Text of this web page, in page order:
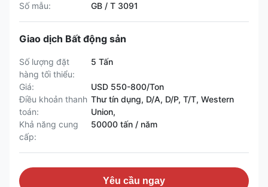
Số mẫu:
GB / T 3091
Giao dịch Bất động sản
Số lượng đặt
hàng tối thiểu:
5 Tấn
Giá:
USD 550-800/Ton
Điều khoản thanh
toán:
Thư tín dụng, D/A, D/P, T/T, Western
Union,
Khả năng cung
cấp:
50000 tấn / năm
Yêu cầu ngay